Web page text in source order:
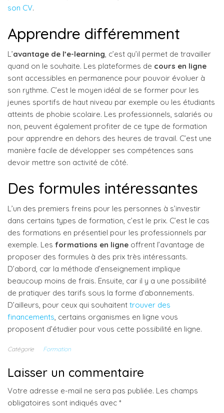
son CV.
Apprendre différemment
L’avantage de l’e-learning, c’est qu’il permet de travailler
quand on le souhaite. Les plateformes de cours en ligne
sont accessibles en permanence pour pouvoir évoluer à
son rythme. C’est le moyen idéal de se former pour les
jeunes sportifs de haut niveau par exemple ou les étudiants
atteints de phobie scolaire. Les professionnels, salariés ou
non, peuvent également profiter de ce type de formation
pour apprendre en dehors des heures de travail. C’est une
manière facile de développer ses compétences sans
devoir mettre son activité de côté.
Des formules intéressantes
L’un des premiers freins pour les personnes à s’investir
dans certains types de formation, c’est le prix. C’est le cas
des formations en présentiel pour les professionnels par
exemple. Les formations en ligne offrent l’avantage de
proposer des formules à des prix très intéressants.
D’abord, car la méthode d’enseignement implique
beaucoup moins de frais. Ensuite, car il y a une possibilité
de pratiquer des tarifs sous la forme d’abonnements.
D’ailleurs, pour ceux qui souhaitent trouver des
financements, certains organismes en ligne vous
proposent d’étudier pour vous cette possibilité en ligne.
Catégorie Formation
Laisser un commentaire
Votre adresse e-mail ne sera pas publiée. Les champs
obligatoires sont indiqués avec *